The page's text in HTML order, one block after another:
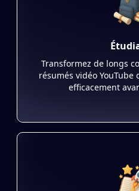
Transformez de longs
résumés vidéo
efficacement